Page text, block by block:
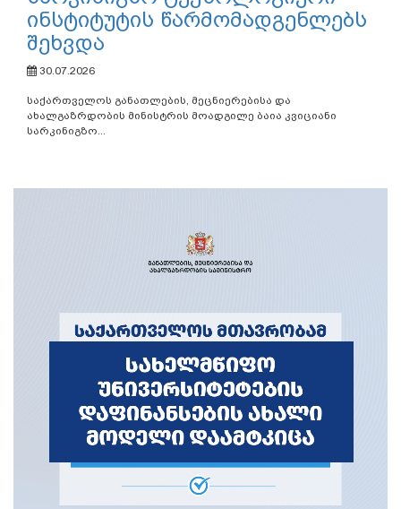
ინსტიტუტის წარმომადგენლებს
შეხვდა
30.07.2026
საქართველოს განათლების, მეცნიერებისა და
ახალგაზრდობის მინისტრის მოადგილე ბაია კვიციანი
სარკინიგზო...